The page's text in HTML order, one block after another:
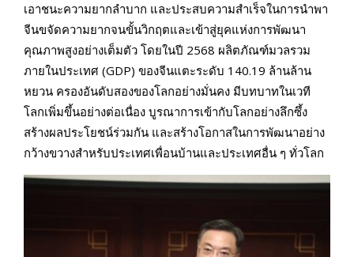
เอาชนะความยากลำบาก และประสบความสำเร็จในการนำพา
จีนขจัดความยากจนขั้นวิกฤตและเข้าสู่ยุคแห่งการพัฒนา
คุณภาพสูงอย่างเต็มตัว โดยในปี 2568 ผลิตภัณฑ์มวลรวม
ภายในประเทศ (GDP) ของจีนแตะระดับ 140.19 ล้านล้าน
หยวน ครองอันดับสองของโลกอย่างมั่นคง มีบทบาทในเวที
โลกเพิ่มขึ้นอย่างต่อเนื่อง บูรณาการเข้ากับโลกอย่างลึกซึ้ง
สร้างผลประโยชน์ร่วมกัน และสร้างโอกาสในการพัฒนาอย่าง
กว้างขวางสำหรับประเทศเพื่อนบ้านและประเทศอื่น ๆ ทั่วโลก